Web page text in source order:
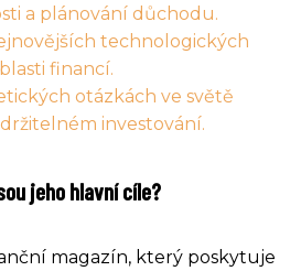
a plánování důchodu.
technologických
financí.
otázkách ve světě
investování.
jeho hlavní cíle?
magazín, který poskytuje